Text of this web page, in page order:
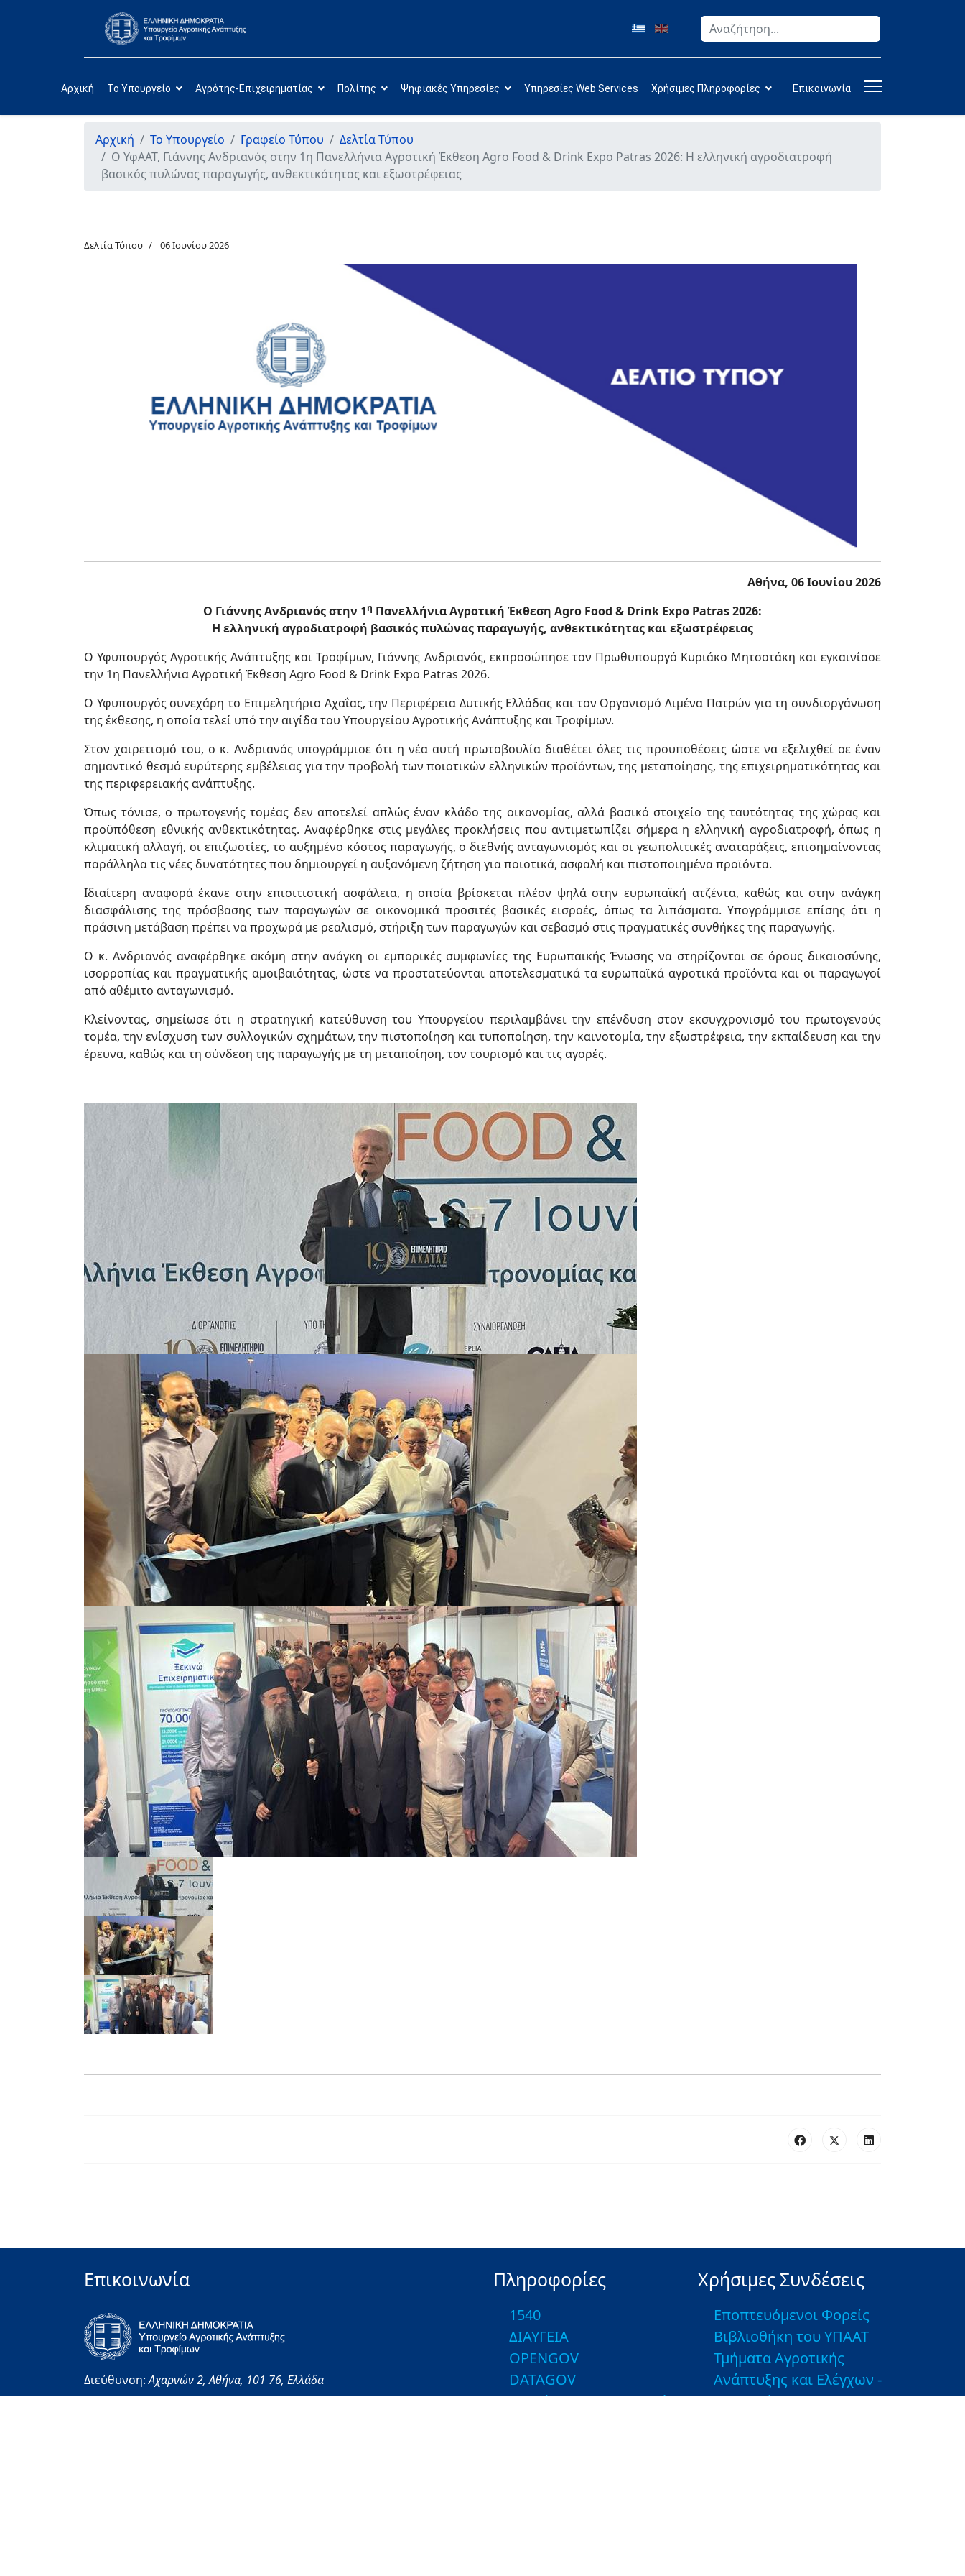
Αναζήτηση
Αρχική Το Υπουργείο Αγρότης-Επιχειρηματίας Πολίτης Ψηφιακές Υπηρεσίες Υπηρεσίες Web Services Χρήσιμες Πληροφορίες Επικοινωνία
Αρχική Το Υπουργείο Γραφείο Τύπου
Δελτία Τύπου
Ο ΥφΑΑΤ, Γιάννης Ανδριανός στην 1η Πανελλήνια Αγροτική Έκθεση Agro Food & Drink Expo Patras 2026: Η ελληνική αγροδιατροφή
βασικός πυλώνας παραγωγής, ανθεκτικότητας και εξωστρέφειας
Δελτία Τύπου 06 Ιουνίου 2026
Αθήνα, 06 Ιουνίου 2026
Ο Γιάννης Ανδριανός στην 1η Πανελλήνια Αγροτική Έκθεση Agro Food & Drink Expo Patras 2026:
Η ελληνική αγροδιατροφή βασικός πυλώνας παραγωγής, ανθεκτικότητας και εξωστρέφειας
Ο Υφυπουργός Αγροτικής Ανάπτυξης και Τροφίμων, Γιάννης Ανδριανός, εκπροσώπησε τον Πρωθυπουργό Κυριάκο Μητσοτάκη και εγκαινίασε
την 1η Πανελλήνια Αγροτική Έκθεση Agro Food & Drink Expo Patras 2026.
Ο Υφυπουργός συνεχάρη το Επιμελητήριο Αχαΐας, την Περιφέρεια Δυτικής Ελλάδας και τον Οργανισμό Λιμένα Πατρών για τη συνδιοργάνωση
της έκθεσης, η οποία τελεί υπό την αιγίδα του Υπουργείου Αγροτικής Ανάπτυξης και Τροφίμων.
Στον χαιρετισμό του, ο κ. Ανδριανός υπογράμμισε ότι η νέα αυτή πρωτοβουλία διαθέτει όλες τις προϋποθέσεις ώστε να εξελιχθεί σε έναν
σημαντικό θεσμό ευρύτερης εμβέλειας για την προβολή των ποιοτικών ελληνικών προϊόντων, της μεταποίησης, της επιχειρηματικότητας και
της περιφερειακής ανάπτυξης.
Όπως τόνισε, ο πρωτογενής τομέας δεν αποτελεί απλώς έναν κλάδο της οικονομίας, αλλά βασικό στοιχείο της ταυτότητας της χώρας και
προϋπόθεση εθνικής ανθεκτικότητας. Αναφέρθηκε στις μεγάλες προκλήσεις που αντιμετωπίζει σήμερα η ελληνική αγροδιατροφή, όπως η
κλιματική αλλαγή, οι επιζωοτίες, το αυξημένο κόστος παραγωγής, ο διεθνής ανταγωνισμός και οι γεωπολιτικές αναταράξεις, επισημαίνοντας
παράλληλα τις νέες δυνατότητες που δημιουργεί η αυξανόμενη ζήτηση για ποιοτικά, ασφαλή και πιστοποιημένα προϊόντα.
Ιδιαίτερη αναφορά έκανε στην επισιτιστική ασφάλεια, η οποία βρίσκεται πλέον ψηλά στην ευρωπαϊκή ατζέντα, καθώς και στην ανάγκη
διασφάλισης της πρόσβασης των παραγωγών σε οικονομικά προσιτές βασικές εισροές, όπως τα λιπάσματα. Υπογράμμισε επίσης ότι η
πράσινη μετάβαση πρέπει να προχωρά με ρεαλισμό, στήριξη των παραγωγών και σεβασμό στις πραγματικές συνθήκες της παραγωγής.
Ο κ. Ανδριανός αναφέρθηκε ακόμη στην ανάγκη οι εμπορικές συμφωνίες της Ευρωπαϊκής Ένωσης να στηρίζονται σε όρους δικαιοσύνης,
ισορροπίας και πραγματικής αμοιβαιότητας, ώστε να προστατεύονται αποτελεσματικά τα ευρωπαϊκά αγροτικά προϊόντα και οι παραγωγοί
από αθέμιτο ανταγωνισμό.
Κλείνοντας, σημείωσε ότι η στρατηγική κατεύθυνση του Υπουργείου περιλαμβάνει την επένδυση στον εκσυγχρονισμό του πρωτογενούς
τομέα, την ενίσχυση των συλλογικών σχημάτων, την πιστοποίηση και τυποποίηση, την καινοτομία, την εξωστρέφεια, την εκπαίδευση και την
έρευνα, καθώς και τη σύνδεση της παραγωγής με τη μεταποίηση, τον τουρισμό και τις αγορές.
Επικοινωνία
Διεύθυνση:Αχαρνών 2,Αθήνα, 101 76, Ελλάδα
Πληροφορίες
1540
ΔΙΑΥΓΕΙΑ
OPENGOV
DATAGOV
Ενημέρωση Επεξεργασίας
Χρήσιμες Συνδέσεις
Εποπτευόμενοι Φορείς
Βιβλιοθήκη του ΥΠΑΑΤ
Τμήματα Αγροτικής
Ανάπτυξης και Ελέγχων -
Ιστοσελίδες ΤΑΑΕ